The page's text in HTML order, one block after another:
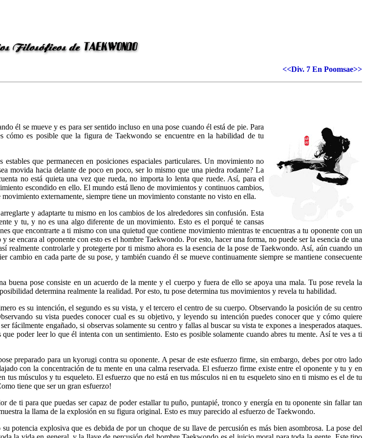
<<Div. 7 En Poomsae>>
él se mueve y es para ser sentido incluso en una pose cuando él está de pie. Para
es posible que la figura de Taekwondo se encuentre en la habilidad de tu
que permanecen en posiciones espaciales particulares. Un movimiento no
movida hacia delante de poco en poco, ser lo mismo que una piedra rodante? La
no está quieta una vez que rueda, no importa lo lenta que ruede. Así, para el
escondido en ello. El mundo está lleno de movimientos y continuos cambios,
externamente, siempre tiene un movimiento constante no visto en ella.
y adaptarte tu mismo en los cambios de los alrededores sin confusión. Esta
y tu, y no es una algo diferente de un movimiento. Esto es el porqué te cansas
que encontrarte a ti mismo con una quietud que contiene movimiento mientras te encuentras a tu oponente con un
encara al oponente con esto es el hombre Taekwondo. Por esto, hacer una forma, no puede ser la esencia de una
controlarle y protegerte por ti mismo ahora es la esencia de la pose de Taekwondo. Así, aún cuando un
en cada parte de su pose, y también cuando él se mueve continuamente siempre se mantiene consecuente
pose consiste en un acuerdo de la mente y el cuerpo y fuera de ello se apoya una mala. Tu pose revela la
determina realmente la realidad. Por esto, tu pose determina tus movimientos y revela tu habilidad.
es su intención, el segundo es su vista, y el tercero el centro de su cuerpo. Observando la posición de su centro
su vista puedes conocer cual es su objetivo, y leyendo su intención puedes conocer que y cómo quiere
fácilmente engañado, si observas solamente su centro y fallas al buscar su vista te expones a inesperados ataques.
poder leer lo que él intenta con un sentimiento. Esto es posible solamente cuando abres tu mente. Así te ves a ti
preparado para un kyorugi contra su oponente. A pesar de este esfuerzo firme, sin embargo, debes por otro lado
con la concentración de tu mente en una calma reservada. El esfuerzo firme existe entre el oponente y tu y en
músculos y tu esqueleto. El esfuerzo que no está en tus músculos ni en tu esqueleto sino en ti mismo es el de tu
tiene que ser un gran esfuerzo!
de ti para que puedas ser capaz de poder estallar tu puño, puntapié, tronco y energía en tu oponente sin fallar tan
la llama de la explosión en su figura original. Esto es muy parecido al esfuerzo de Taekwondo.
potencia explosiva que es debida de por un choque de su llave de percusión es más bien asombrosa. La pose del